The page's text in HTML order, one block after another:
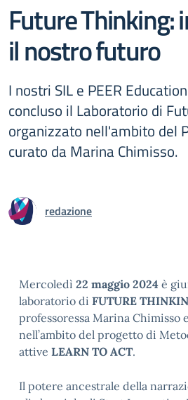
Future Thinking:
il nostro futuro
I nostri SIL e PEER
concluso il Laboratorio di
organizzato nell'ambito del
curato da Marina Chimisso.
redazione
Mercoledì 22 maggio 2024 è
laboratorio di FUTURE
professoressa Marina Chimisso
nell’ambito del progetto di
attive LEARN TO ACT.
Il potere ancestrale della